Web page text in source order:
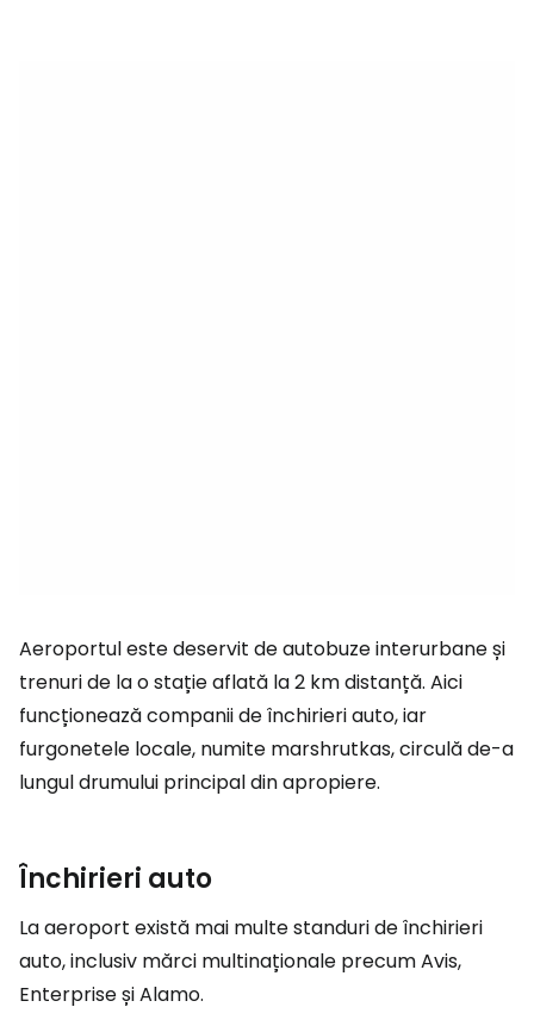
Aeroportul este deservit de autobuze interurbane și
trenuri de la o stație aflată la 2 km distanță. Aici
funcționează companii de închirieri auto, iar
furgonetele locale, numite marshrutkas, circulă de-a
lungul drumului principal din apropiere.
Închirieri auto
La aeroport există mai multe standuri de închirieri
auto, inclusiv mărci multinaționale precum Avis,
Enterprise și Alamo.